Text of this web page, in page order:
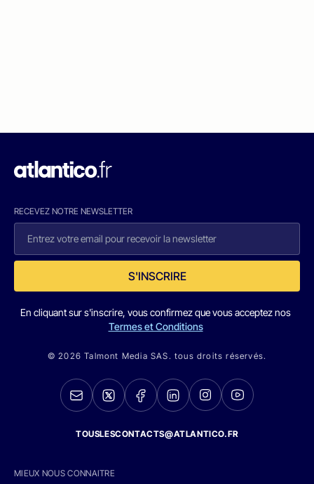
RECEVEZ NOTRE NEWSLETTER
S'INSCRIRE
En cliquant sur s'inscrire, vous confirmez que vous acceptez nos
Termes et Conditions
© 2026 Talmont Media SAS. tous droits réservés.
TOUSLESCONTACTS@ATLANTICO.FR
MIEUX NOUS CONNAITRE